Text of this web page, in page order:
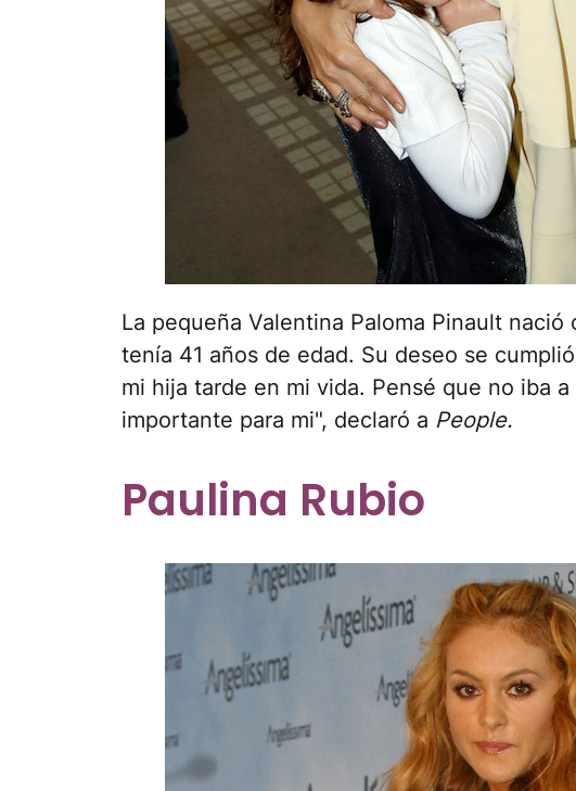
La pequeña Valentina Paloma Pinault
tenía 41 años de edad. Su deseo se
mi hija tarde en mi vida. Pensé que no iba
importante para mi", declaró a People.
Paulina Rubio